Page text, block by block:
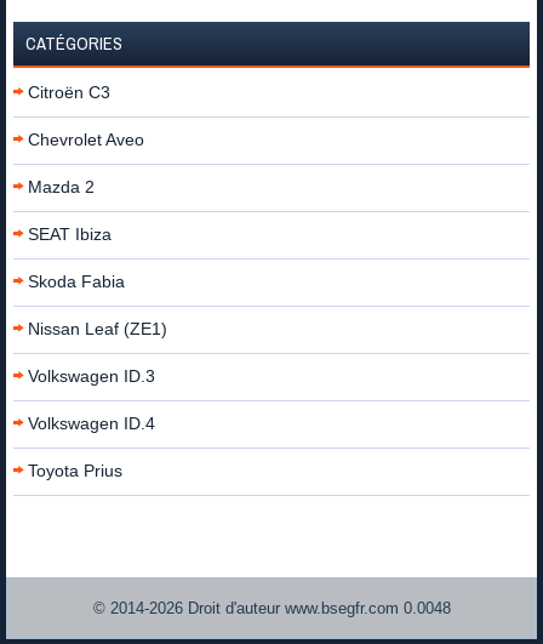
CATÉGORIES
Citroën C3
Chevrolet Aveo
Mazda 2
SEAT Ibiza
Skoda Fabia
Nissan Leaf (ZE1)
Volkswagen ID.3
Volkswagen ID.4
Toyota Prius
© 2014-2026 Droit d'auteur www.bsegfr.com 0.0048